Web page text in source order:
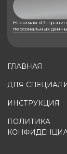
ГЛАВНАЯ
ДЛЯ
ИНСТРУКЦИЯ
ПОЛИТИКА
Нажимая
персональных